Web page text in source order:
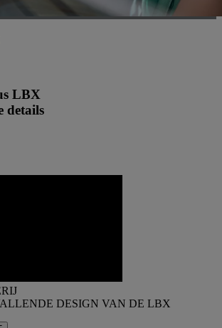
LBX
details
DESIGN VAN DE LBX